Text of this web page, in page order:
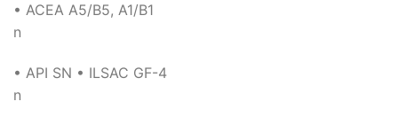
• ACEA A5/B5, A1/B1
n
• API SN • ILSAC GF-4
n